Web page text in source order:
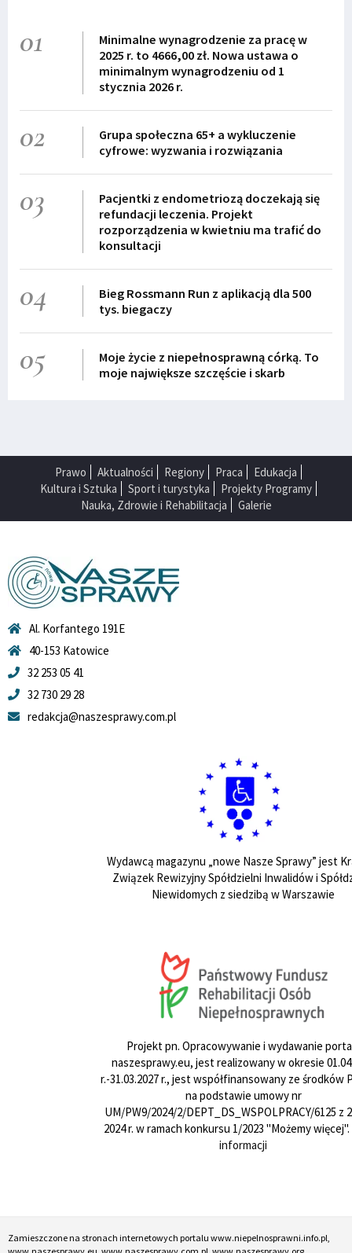
01
Minimalne wynagrodzenie za pracę w
2025 r. to 4666,00 zł. Nowa ustawa o
minimalnym wynagrodzeniu od 1
stycznia 2026 r.
02
Grupa społeczna 65+ a wykluczenie
cyfrowe: wyzwania i rozwiązania
03
Pacjentki z endometriozą doczekają się
refundacji leczenia. Projekt
rozporządzenia w kwietniu ma trafić do
konsultacji
04
Bieg Rossmann Run z aplikacją dla 500
tys. biegaczy
05
Moje życie z niepełnosprawną córką. To
moje największe szczęście i skarb
Prawo Aktualności Regiony Praca
Edukacja
Kultura i Sztuka
Sport i turystyka
Projekty Programy
Nauka, Zdrowie i Rehabilitacja
Galerie
Al. Korfantego 191E
40-153 Katowice
32 253 05 41
32 730 29 28
redakcja@naszesprawy.com.pl
Wydawcą magazynu „nowe Nasze Sprawy” jest
Związek Rewizyjny Spółdzielni Inwalidów i
Niewidomych z siedzibą w Warszawie
Projekt pn. Opracowywanie i wydawanie
naszesprawy.eu, jest realizowany w okresie
r.-31.03.2027 r., jest współfinansowany ze środków
na podstawie umowy nr
UM/PW9/2024/2/DEPT_DS_WSPOLPRACY/6125 z
2024 r. w ramach konkursu 1/2023 "Możemy więcej".
informacji
Zamieszczone na stronach internetowych portalu www.niepelnosprawni.info.pl,